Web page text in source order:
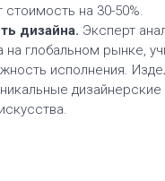
на 30-50%.
дизайна. Эксперт
глобальном рынке,
исполнения.